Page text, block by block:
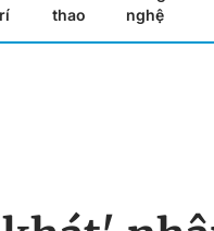
thao
nghệ